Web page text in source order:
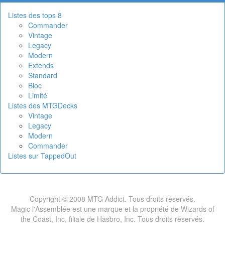
Listes des tops 8
Commander
Vintage
Legacy
Modern
Extends
Standard
Bloc
Limité
Listes des MTGDecks
Vintage
Legacy
Modern
Commander
Listes sur TappedOut
Copyright © 2008 MTG Addict. Tous droits réservés.
Magic l'Assemblée est une marque et la propriété de Wizards of
the Coast, Inc, filiale de Hasbro, Inc. Tous droits réservés.